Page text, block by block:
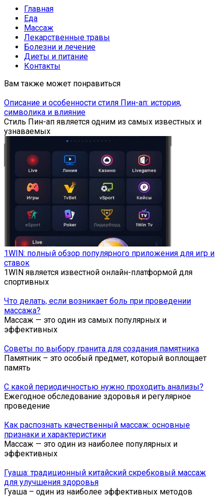
Главная
Еда
Массаж
Лекарственные травы
Болезни и лечение
Диеты и питание
Контакты
Вам также может понравиться
Описание и особенности стиля Пин-ап: история,
символика и влияние
Стиль Пин-ап является одним из самых известных и
узнаваемых
1WIN: полный обзор популярного приложения для игр и
ставок
1WIN является известной онлайн-платформой для
спортивных
Что делать, если возникает боль при проведении
массажа?
Массаж — это один из самых популярных и
эффективных
Советы по выбору гранита для создания памятника
Памятник – это особый предмет, который воплощает
память
С какой периодичностью нужно проходить анализы?
Ежегодное обследование здоровья и регулярное
проведение
Как распознать качественный массаж: основные
признаки и характеристики
Массаж — это один из наиболее популярных и
эффективных
Гуаша: традиционный китайский скребковый массаж
для улучшения здоровья
Гуа­ша – один из на­и­бо­лее эф­фек­тив­ных ме­то­дов